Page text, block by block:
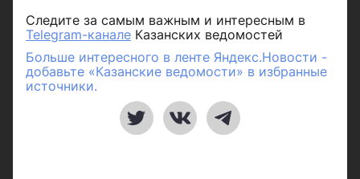
Следите за самым важным и интересным в
Telegram-канале Казанских ведомостей
Больше интересного в ленте Яндекс.Новости -
добавьте «Казанские ведомости» в избранные
источники.